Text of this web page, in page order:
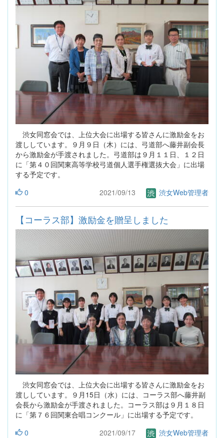
渋女同窓会では、上位大会に出場する皆さんに激励金をお
渡ししています。９月９日（木）には、弓道部へ藤井副会長
から激励金が手渡されました。弓道部は９月１１日、１２日
に「第４０回関東高等学校弓道個人選手権選抜大会」に出場
する予定です。
0
2021/09/13 渋女Web管理者
【コーラス部】激励金を贈呈しました
渋女同窓会では、上位大会に出場する皆さんに激励金をお
渡ししています。９月15日（水）には、コーラス部へ藤井副
会長から激励金が手渡されました。コーラス部は９月１８日
に「第７６回関東合唱コンクール」に出場する予定です。
0
2021/09/17 渋女Web管理者